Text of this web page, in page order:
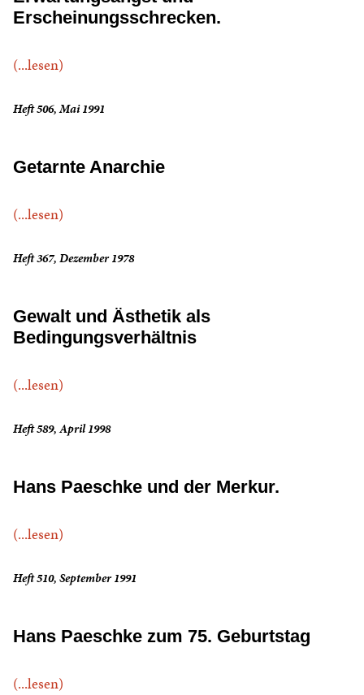
Erscheinungsschrecken.
(...lesen)
Heft 506, Mai 1991
Getarnte Anarchie
(...lesen)
Heft 367, Dezember 1978
Gewalt und Ästhetik als
Bedingungsverhältnis
(...lesen)
Heft 589, April 1998
Hans Paeschke und der Merkur.
(...lesen)
Heft 510, September 1991
Hans Paeschke zum 75. Geburtstag
(...lesen)